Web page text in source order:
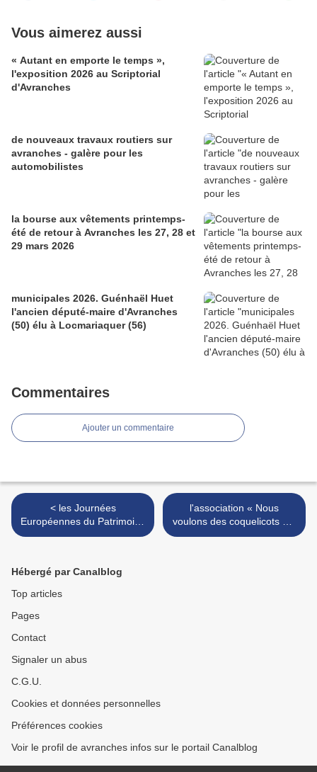
Vous aimerez aussi
« Autant en emporte le temps »,
l'exposition 2026 au Scriptorial
d'Avranches
de nouveaux travaux routiers sur
avranches - galère pour les
automobilistes
la bourse aux vêtements printemps-
été de retour à Avranches les 27, 28 et
29 mars 2026
municipales 2026. Guénhaël Huet
l'ancien député-maire d'Avranches
(50) élu à Locmariaquer (56)
Commentaires
Ajouter un commentaire
< les Journées
Européennes du Patrimoine
à Avranches - samedi 15 et
l'association « Nous
voulons des coquelicots » à
l'assaut des pesticides -
Hébergé par Canalblog
Top articles
Pages
Contact
Signaler un abus
C.G.U.
Cookies et données personnelles
Préférences cookies
Voir le profil de avranches infos sur le portail Canalblog